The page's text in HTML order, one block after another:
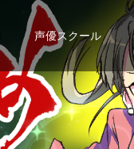
声優スクール